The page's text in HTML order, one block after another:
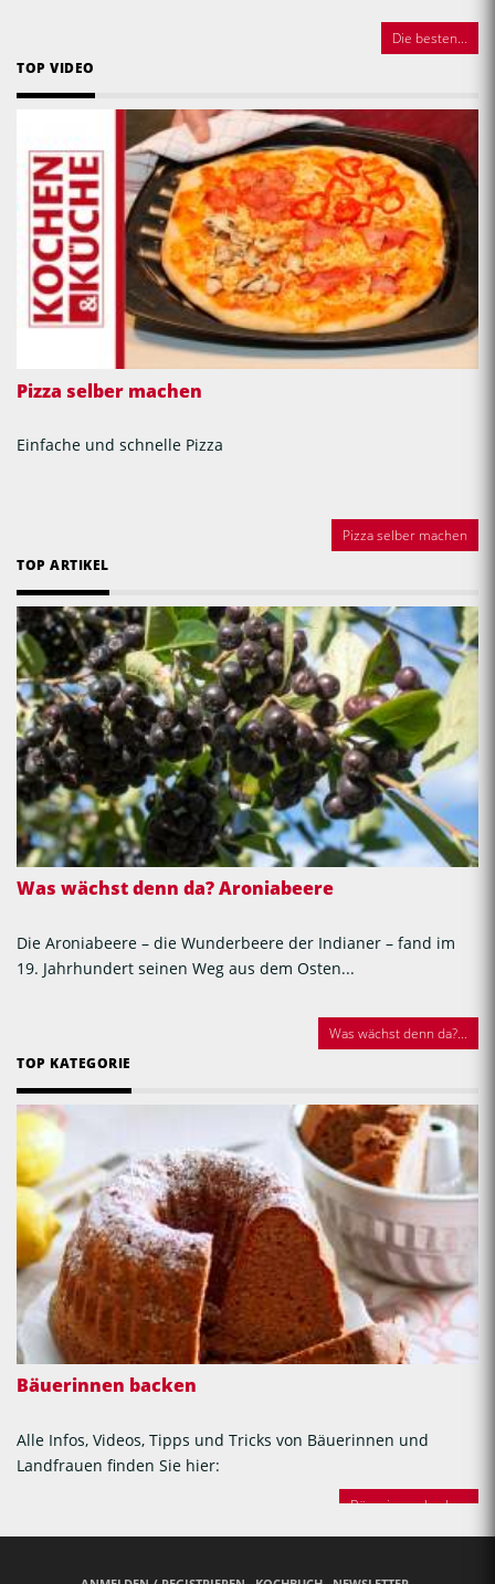
Die besten...
TOP VIDEO
Pizza selber machen
Einfache und schnelle Pizza
Pizza selber machen
TOP ARTIKEL
Was wächst denn da? Aroniabeere
Die Aroniabeere – die Wunderbeere der Indianer – fand im
19. Jahrhundert seinen Weg aus dem Osten...
Was wächst denn da?...
TOP KATEGORIE
Bäuerinnen backen
Alle Infos, Videos, Tipps und Tricks von Bäuerinnen und
Landfrauen finden Sie hier:
Bäuerinnen backen